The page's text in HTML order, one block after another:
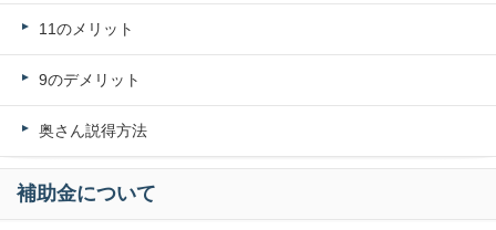
11のメリット
9のデメリット
奥さん説得方法
補助金について